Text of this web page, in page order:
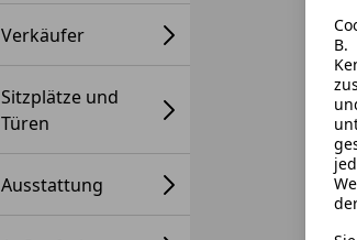
Verkäufer
Sitzplätze und
Türen
Ausstattung